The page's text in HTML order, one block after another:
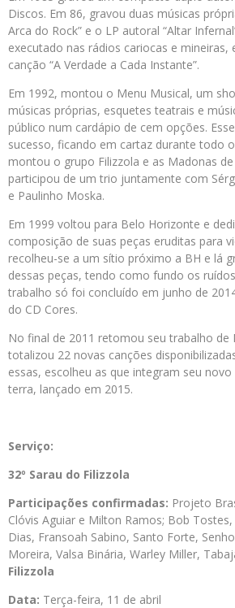
Discos. Em 86, gravou duas músicas
Arca do Rock” e o LP autoral “Altar
executado nas rádios cariocas e mineiras,
canção “A Verdade a Cada Instante”.
Em 1992, montou o Menu Musical, um
músicas próprias, esquetes teatrais e
público num cardápio de cem opções.
sucesso, ficando em cartaz durante todo
montou o grupo Filizzola e as Madonas de
participou de um trio juntamente com
e Paulinho Moska.
Em 1999 voltou para Belo Horizonte e
composição de suas peças eruditas para
recolheu-se a um sítio próximo a BH e lá
dessas peças, tendo como fundo os
trabalho só foi concluído em junho de
do CD Cores.
No final de 2011 retomou seu trabalho de
totalizou 22 novas canções
essas, escolheu as que integram seu
terra, lançado em 2015.
Serviço:
32º Sarau do Filizzola
Participações confirmadas: Projeto
Clóvis Aguiar e Milton Ramos; Bob
Dias, Fransoah Sabino, Santo Forte,
Moreira, Valsa Binária, Warley Miller,
Filizzola
Data: Terça-feira, 11 de abril